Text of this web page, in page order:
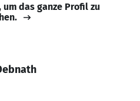
um das ganze Profil zu